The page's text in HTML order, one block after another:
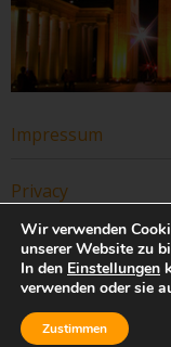
Impressum
Privacy
Wir verwenden
unserer Website zu
In den Einstellungen
verwenden oder sie
Zustimmen